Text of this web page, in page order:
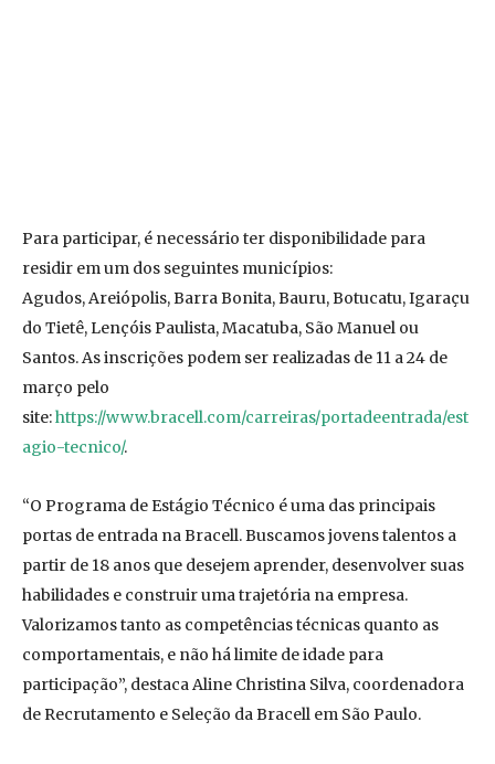
Para participar, é necessário ter disponibilidade para
residir em um dos seguintes municípios:
Agudos, Areiópolis, Barra Bonita, Bauru, Botucatu, Igaraçu
do Tietê, Lençóis Paulista, Macatuba, São Manuel ou
Santos. As inscrições podem ser realizadas de 11 a 24 de
março pelo
site:https://www.bracell.com/carreiras/portadeentrada/est
agio-tecnico/.
“O Programa de Estágio Técnico é uma das principais
portas de entrada na Bracell. Buscamos jovens talentos a
partir de 18 anos que desejem aprender, desenvolver suas
habilidades e construir uma trajetória na empresa.
Valorizamos tanto as competências técnicas quanto as
comportamentais, e não há limite de idade para
participação”, destaca Aline Christina Silva, coordenadora
de Recrutamento e Seleção da Bracell em São Paulo.